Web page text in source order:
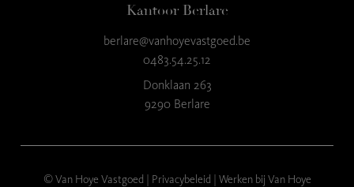
Kantoor Berlare
berlare@vanhoyevastgoed.be
0483.54.25.12
Donklaan 263
9290 Berlare
© Van Hoye Vastgoed | Privacybeleid| Werken bij Van Hoye